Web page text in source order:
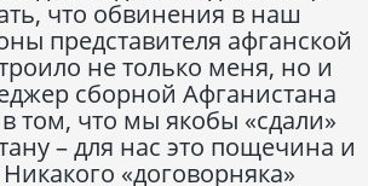
что обвинения в наш
представителя афганской
не только меня, но и
сборной Афганистана
том, что мы якобы «сдали»
– для нас это пощечина и
«договорняка»